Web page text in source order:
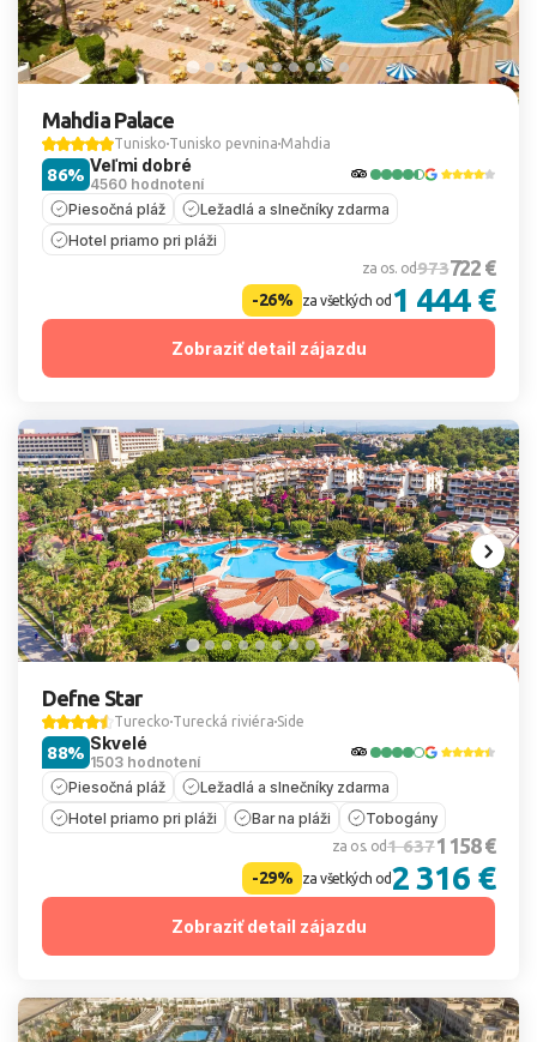
Mahdia Palace
Tunisko Tunisko pevnina Mahdia
Veľmi dobré
4560 hodnotení
86%
Piesočná pláž
Ležadlá a slnečníky zdarma
Hotel priamo pri pláži
za os. od973722 €
-26% za všetkých od 1 444 €
Zobraziť detail zájazdu
Defne Star
Turecko Turecká riviéra Side
Skvelé
1503 hodnotení
88%
Piesočná pláž
Ležadlá a slnečníky zdarma
Hotel priamo pri pláži
Bar na pláži Tobogány
za os. od1 6371 158 €
-29% za všetkých od2 316 €
Zobraziť detail zájazdu